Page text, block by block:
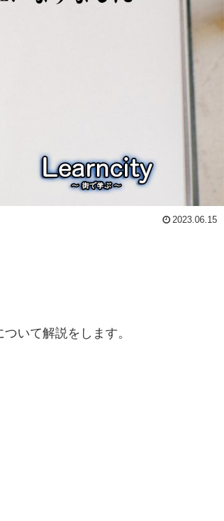
2023.06.15
ついて解説をします。